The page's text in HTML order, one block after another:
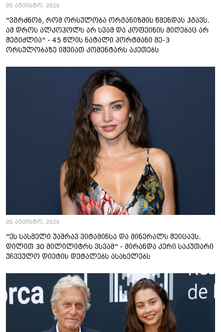
05 აგვისტო, 2026
"ვგრძნობ, რომ ორსულობა ორგანიზმის წმენდას ჰგავს.
ამ დროს ალკოჰოლს არ სვამ და კოფეინის მიღებაც არ
შეგიძლია" - 45 წლის ნატალი პორტმანი მე-3
ორსულობაზე იშვიათ კომენტარს აკეთებს
05 აგვისტო, 2026
"ეს სასმელი უამრავ ვიტამინსა და მინერალს შეიცავს.
დილით 30 მილილიტრს ვსვამ" - მირანდა კერი საკუთარი
უჩვეულო დიეტის დეტალებს ასახელებს